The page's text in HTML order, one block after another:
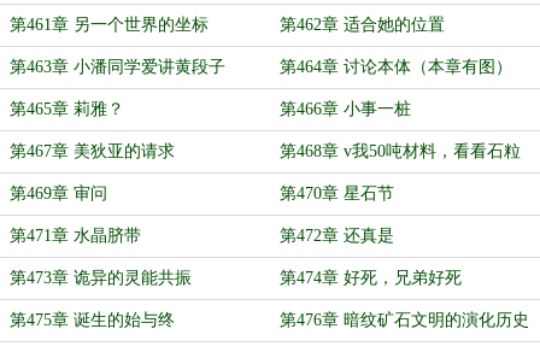
第461章 另一个世界的坐标 第462章 适合她的位置
第463章 小潘同学爱讲黄段子 第464章 讨论本体（本章有图）
第465章 莉雅？ 第466章 小事一桩
第467章 美狄亚的请求 第468章 v我50吨材料，看看石粒
第469章 审问 第470章 星石节
第471章 水晶脐带 第472章 还真是
第473章 诡异的灵能共振 第474章 好死，兄弟好死
第475章 诞生的始与终 第476章 暗纹矿石文明的演化历史